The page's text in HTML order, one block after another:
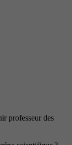
professeur des